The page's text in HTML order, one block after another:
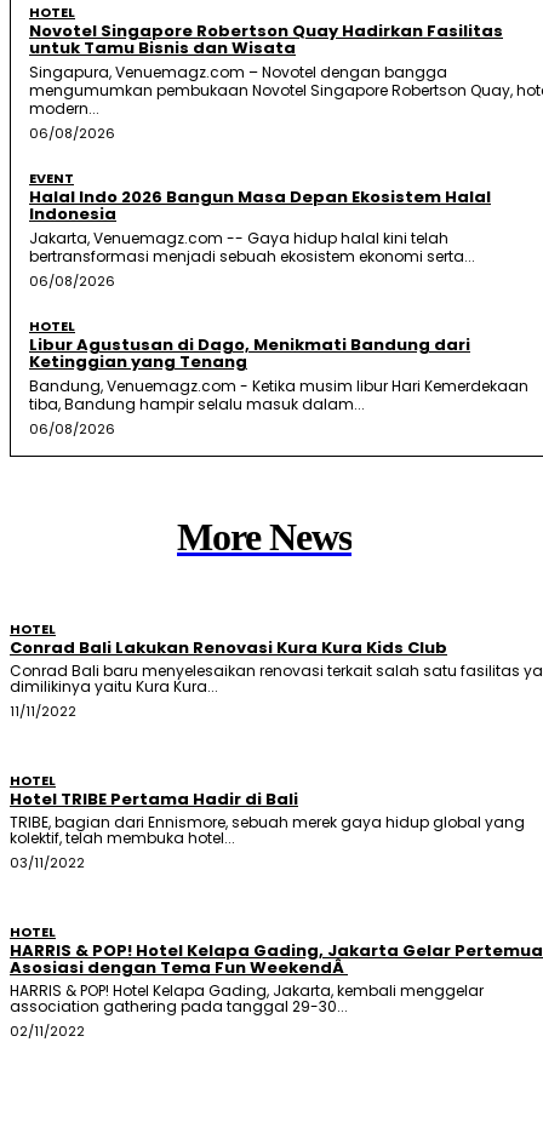
HOTEL
Novotel Singapore Robertson Quay Hadirkan Fasilitas
untuk Tamu Bisnis dan Wisata
Singapura, Venuemagz.com – Novotel dengan bangga
mengumumkan pembukaan Novotel Singapore Robertson Quay,
modern...
06/08/2026
EVENT
Halal Indo 2026 Bangun Masa Depan Ekosistem Halal
Indonesia
Jakarta, Venuemagz.com -- Gaya hidup halal kini telah
bertransformasi menjadi sebuah ekosistem ekonomi serta...
06/08/2026
HOTEL
Libur Agustusan di Dago, Menikmati Bandung dari
Ketinggian yang Tenang
Bandung, Venuemagz.com - Ketika musim libur Hari Kemerdekaan
tiba, Bandung hampir selalu masuk dalam...
06/08/2026
More News
HOTEL
Conrad Bali Lakukan Renovasi Kura Kura Kids Club
Conrad Bali baru menyelesaikan renovasi terkait salah satu fasilitas
dimilikinya yaitu Kura Kura...
11/11/2022
HOTEL
Hotel TRIBE Pertama Hadir di Bali
TRIBE, bagian dari Ennismore, sebuah merek gaya hidup global yang
kolektif, telah membuka hotel...
03/11/2022
HOTEL
HARRIS & POP! Hotel Kelapa Gading, Jakarta Gelar
Asosiasi dengan Tema Fun WeekendÂ
HARRIS & POP! Hotel Kelapa Gading, Jakarta, kembali menggelar
association gathering pada tanggal 29-30...
02/11/2022